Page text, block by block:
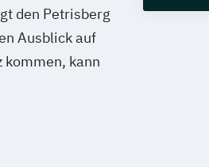
den Petrisberg
Ausblick auf
kommen, kann